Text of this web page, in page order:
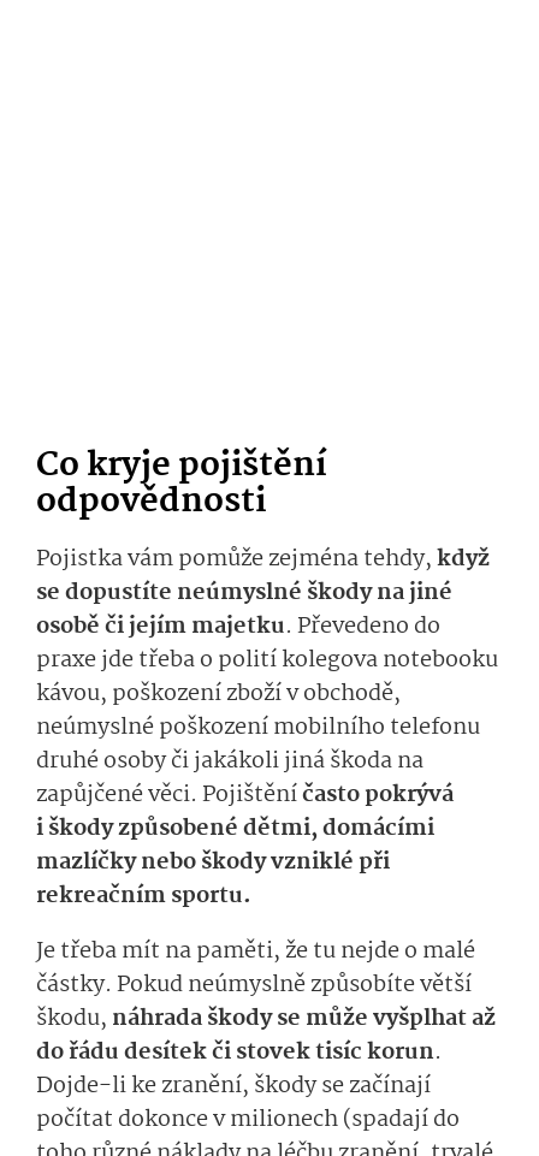
Co kryje pojištění
odpovědnosti
Pojistka vám pomůže zejména tehdy,když
se dopustíte neúmyslné škody na jiné
osobě či jejím majetku. Převedeno do
praxe jde třeba o polití kolegova notebooku
kávou, poškození zboží v obchodě,
neúmyslné poškození mobilního telefonu
druhé osoby či jakákoli jiná škoda na
zapůjčené věci. Pojištěníčasto pokrývá
i škody způsobené dětmi, domácími
mazlíčky nebo škody vzniklé při
rekreačním sportu.
Je třeba mít na paměti, že tu nejde o malé
částky. Pokud neúmyslně způsobíte větší
škodu, náhrada škody se může vyšplhat až
do řádu desítek či stovek tisíc korun.
Dojde-li ke zranění, škody se začínají
počítat dokonce v milionech (spadají do